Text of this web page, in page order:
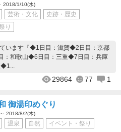
2018/1/10(水)
芸術・文化
史跡・歴史
り
います『◆1日目：滋賀◆2日目：京都
和歌山◆6日目：三重◆7日目：兵庫
◆1...
29864 77 1
御湯印めぐり
2018/8/2(木)
温泉 自然 イベント・祭り